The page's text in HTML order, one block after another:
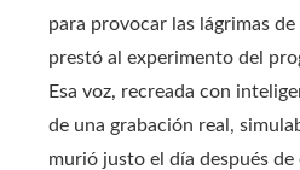
para provocar las lágrimas
prestó al experimento del
Esa voz, recreada con
de una grabación real,
murió justo el día después de